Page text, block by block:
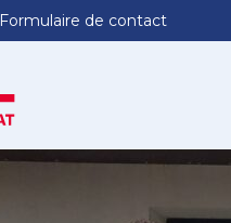
Formulaire de contact